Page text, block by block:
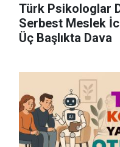
Türk Psikologlar
Serbest Meslek
Üç Başlıkta Dava